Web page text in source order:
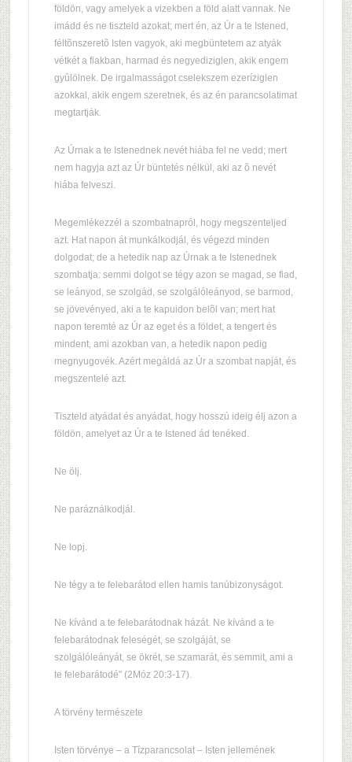
földön, vagy amelyek a vizekben a föld alatt vannak. Ne
imádd és ne tiszteld azokat; mert én, az Úr a te Istened,
féltõnszeretõ Isten vagyok, aki megbüntetem az atyák
vétkét a fiakban, harmad és negyediziglen, akik engem
gyûlölnek. De irgalmasságot cselekszem ezeríziglen
azokkal, akik engem szeretnek, és az én parancsolatimat
megtartják.
Az Úrnak a te Istenednek nevét hiába fel ne vedd; mert
nem hagyja azt az Úr büntetés nélkül, aki az õ nevét
hiába felveszi.
Megemlékezzél a szombatnapról, hogy megszenteljed
azt. Hat napon át munkálkodjál, és végezd minden
dolgodat; de a hetedik nap az Úrnak a te Istenednek
szombatja: semmi dolgot se tégy azon se magad, se fiad,
se leányod, se szolgád, se szolgálóleányod, se barmod,
se jövevényed, aki a te kapuidon belõl van; mert hat
napon teremté az Úr az eget és a földet, a tengert és
mindent, ami azokban van, a hetedik napon pedig
megnyugovék. Azért megáldá az Úr a szombat napját, és
megszentelé azt.
Tiszteld atyádat és anyádat, hogy hosszú ideig élj azon a
földön, amelyet az Úr a te Istened ád tenéked.
Ne ölj.
Ne paráználkodjál.
Ne lopj.
Ne tégy a te felebarátod ellen hamis tanúbizonyságot.
Ne kívánd a te felebarátodnak házát. Ne kívánd a te
felebarátodnak feleségét, se szolgáját, se
szolgálóleányát, se ökrét, se szamarát, és semmit, ami a
te felebarátodé" (2Móz 20:3-17).
A törvény természete
Isten törvénye – a Tízparancsolat – Isten jellemének